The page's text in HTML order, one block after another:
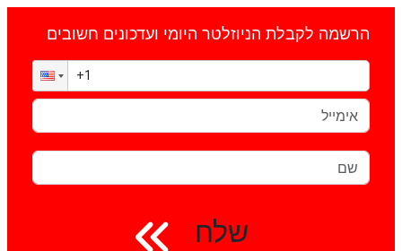
הרשמה לקבלת הניוזלטר היומי ועדכונים חשובים
שלח